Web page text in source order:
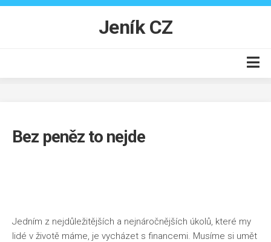
Skip
Jeník CZ
Byt
Vzdělání
Bez peněz to nejde
Jedním z nejdůležitějších a nejnáročnějších úkolů, které my
lidé v životě máme, je vycházet s financemi. Musíme si umět